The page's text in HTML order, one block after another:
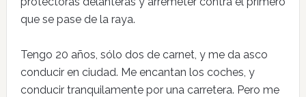
que se pase de la raya.
Tengo 20 años, sólo dos de carnet, y me da asco
conducir en ciudad. Me encantan los coches, y
conducir tranquilamente por una carretera. Pero me